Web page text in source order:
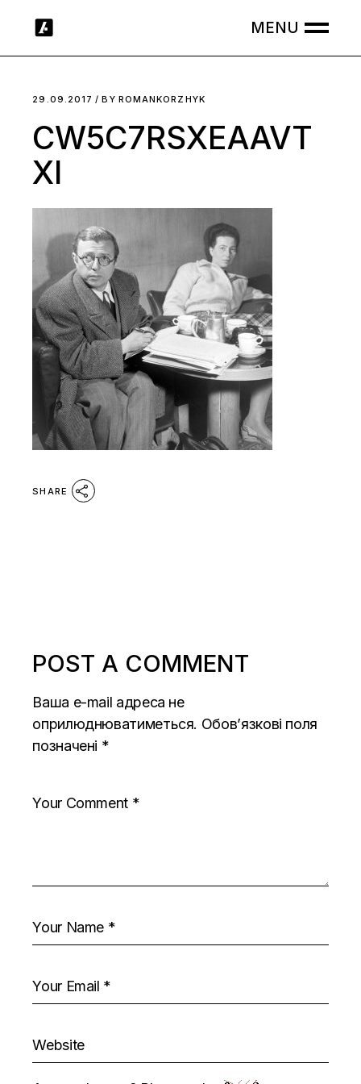
29.09.2017 BY ROMANKORZHYK
CW5C7RSXEAAVT
XI
SHARE
POST A COMMENT
Ваша e-mail адреса не
оприлюднюватиметься. Обов’язкові поля
позначені *